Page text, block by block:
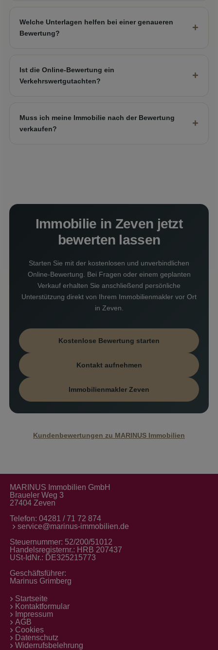
Welche Unterlagen helfen bei einer genaueren
Bewertung?
Ist die Online-Bewertung ein
Verkehrswertgutachten?
Muss ich meine Immobilie nach der Bewertung
verkaufen?
Immobilie in Zeven jetzt
bewerten lassen
Starten Sie mit der kostenlosen und unverbindlichen
Online-Bewertung. Bei Fragen oder einem geplanten
Verkauf erhalten Sie anschließend persönliche
Unterstützung direkt von Ihrem Immobilienmakler vor Ort
in Zeven.
Kostenlose Bewertung starten
Kontakt aufnehmen
Immobilienmakler Zeven
Kundenbewertungen zu MARINUS Immobilien
MARINUS Immobilien GmbH
Braueler Weg 3
27404 Zeven
Telefon: 04281 / 71 72 874
service@marinus-immobilien.de
Steuernummer: 52/200/51012
Handelsregisternr.: HRB 207437
USt-IdNr.: DE325215773
Geschäftsführer:
Marinus Grimberg
Startseite
Kontaktformular
Impressum
AGB
Cookies
Datenschutz
Widerrufsbelehrung